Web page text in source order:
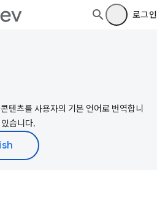
로그인
텐츠를 사용자의 기본 언어로 번역합니
습니다.